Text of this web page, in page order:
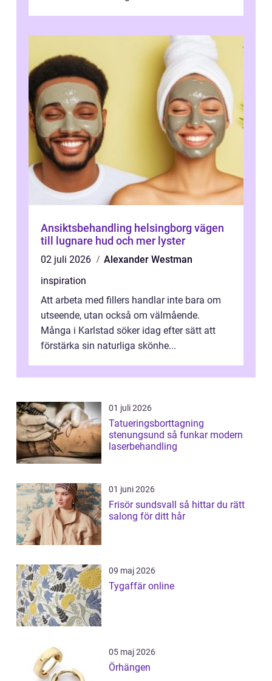
Ansiktsbehandling helsingborg vägen
till lugnare hud och mer lyster
02 juli 2026
Alexander Westman
inspiration
Att arbeta med fillers handlar inte bara om
utseende, utan också om välmående.
Många i Karlstad söker idag efter sätt att
förstärka sin naturliga skönhe...
01 juli 2026
Tatueringsborttagning
stenungsund så funkar modern
laserbehandling
01 juni 2026
Frisör sundsvall så hittar du rätt
salong för ditt hår
09 maj 2026
Tygaffär online
05 maj 2026
Örhängen